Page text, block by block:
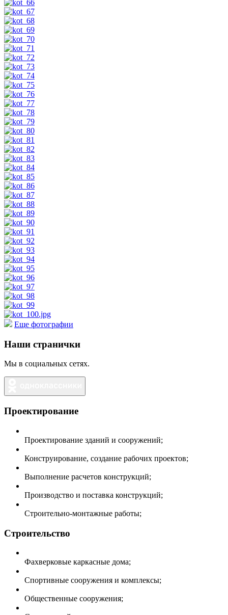
Еще фотографии
Наши странички
Мы в социальных сетях.
Проектирование
Проектирование зданий и сооружений;
Конструирование, создание рабочих проектов;
Выполнение расчетов конструкций;
Производство и поставка конструкций;
Строительно-монтажные работы;
Строительство
Фахверковые каркасные дома;
Спортивные сооружения и комплексы;
Общественные сооружения;